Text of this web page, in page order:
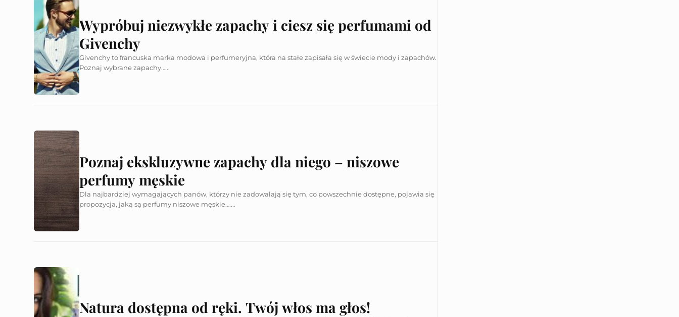
Wypróbuj niezwykłe zapachy i ciesz się perfumami od
Givenchy
Givenchy to francuska marka modowa i perfumeryjna, która na stałe zapisała się w świecie mody i zapachów.
Poznaj wybrane zapachy…...
Poznaj ekskluzywne zapachy dla niego – niszowe
perfumy męskie
Dla najbardziej wymagających panów, którzy nie zadowalają się tym, co powszechnie dostępne, pojawia się
propozycja, jaką są perfumy niszowe męskie…....
Natura dostępna od ręki. Twój włos ma głos!